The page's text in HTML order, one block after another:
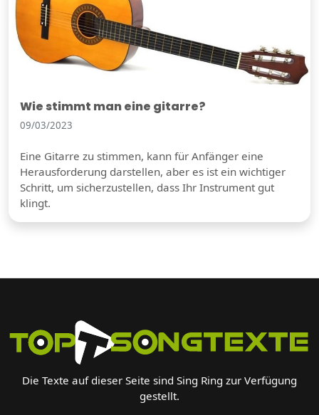
Wie stimmt man eine gitarre?
09/03/2023
Eine Gitarre zu stimmen, kann für Anfänger eine
Herausforderung darstellen, aber es ist ein wichtiger
Schritt, um sicherzustellen, dass Ihr Instrument gut
klingt.
Die Texte auf dieser Seite sind Sing Ring zur Verfügung
gestellt.